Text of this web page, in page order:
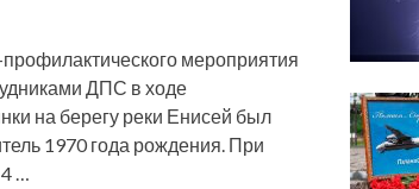
мероприятия
ДПС в ходе
на берегу реки Енисей был
1970 года рождения. При
…